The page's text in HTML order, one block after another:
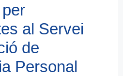
al Servei
de
Personal